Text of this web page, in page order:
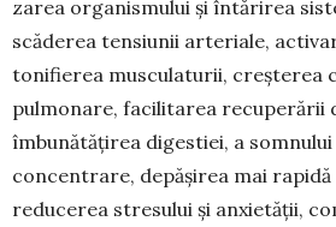
zarea organismului și întărirea
scăderea tensiunii arteriale,
tonifierea mus­cu­laturii, creșterea
pulmonare, fa­cilitarea recupe­rării
îmbună­tățirea di­ges­tiei, a
con­centrare, depă­șirea mai
reducerea stresului și anxietății,